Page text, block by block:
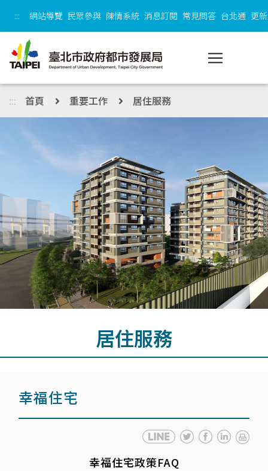
::: 網站導覽 民眾參與 陳情系統 消息訂閱 常見問答 台北通 更
::: 首頁 重要工作 居住服務
居住服務
幸福住宅
幸福住宅政策FAQ